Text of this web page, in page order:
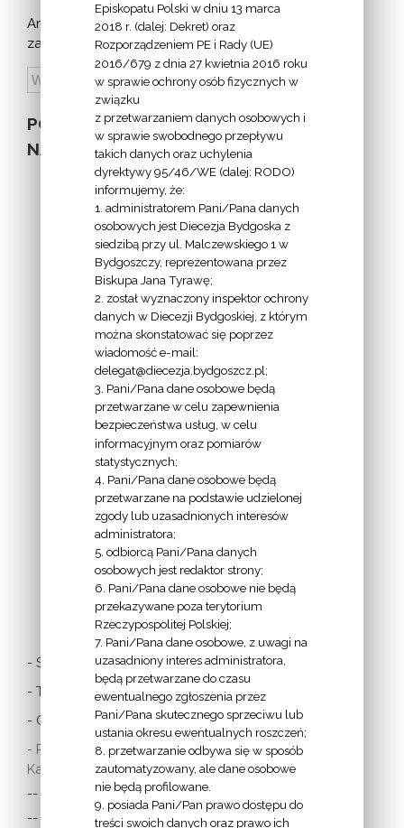
Archiwum
zapowiedzi:
POZOSTAŁE
NA STRONIE
INFORMACJE
Z
EKAI.PL:
INFORMACJE
EPISKOPATU
POLSKI:
LINKI
- Stolica Apostolska
- Twitter Papieża
- Czytania z dnia
- Polska Misja
Katolicka:
-- w Austrii
-- w Anglii i Walii
Episkopatu Polski w dniu 13 marca
2018 r. (dalej: Dekret) oraz
Rozporządzeniem PE i Rady (UE)
2016/679 z dnia 27 kwietnia 2016 roku
w sprawie ochrony osób fizycznych w
związku
z przetwarzaniem danych osobowych i
w sprawie swobodnego przepływu
takich danych oraz uchylenia
dyrektywy 95/46/WE (dalej: RODO)
informujemy, że:
1. administratorem Pani/Pana danych
osobowych jest Diecezja Bydgoska z
siedzibą przy ul. Malczewskiego 1 w
Bydgoszczy, reprezentowana przez
Biskupa Jana Tyrawę;
2. został wyznaczony inspektor ochrony
danych w Diecezji Bydgoskiej, z którym
można skonstatować się poprzez
wiadomość e-mail:
delegat@diecezja.bydgoszcz.pl;
3. Pani/Pana dane osobowe będą
przetwarzane w celu zapewnienia
bezpieczeństwa usług, w celu
informacyjnym oraz pomiarów
statystycznych;
4. Pani/Pana dane osobowe będą
przetwarzane na podstawie udzielonej
zgody lub uzasadnionych interesów
administratora;
5. odbiorcą Pani/Pana danych
osobowych jest redaktor strony;
6. Pani/Pana dane osobowe nie będą
przekazywane poza terytorium
Rzeczypospolitej Polskiej;
7. Pani/Pana dane osobowe, z uwagi na
uzasadniony interes administratora,
będą przetwarzane do czasu
ewentualnego zgłoszenia przez
Pani/Pana skutecznego sprzeciwu lub
ustania okresu ewentualnych roszczeń;
8. przetwarzanie odbywa się w sposób
zautomatyzowany, ale dane osobowe
nie będą profilowane.
9. posiada Pani/Pan prawo dostępu do
treści swoich danych oraz prawo ich